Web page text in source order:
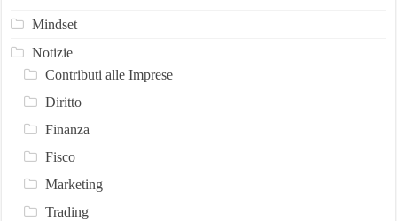
Mindset
Notizie
Contributi alle Imprese
Diritto
Finanza
Fisco
Marketing
Trading